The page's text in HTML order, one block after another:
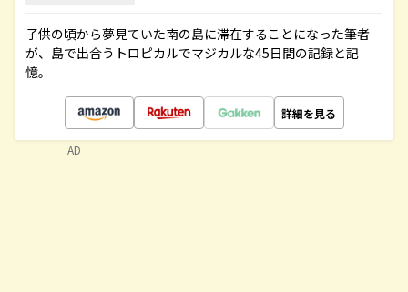
子供の頃から夢見ていた南の島に滞在することになった筆者
が、島で出合うトロピカルでマジカルな45日間の記録と記
憶。
詳細を見る
AD